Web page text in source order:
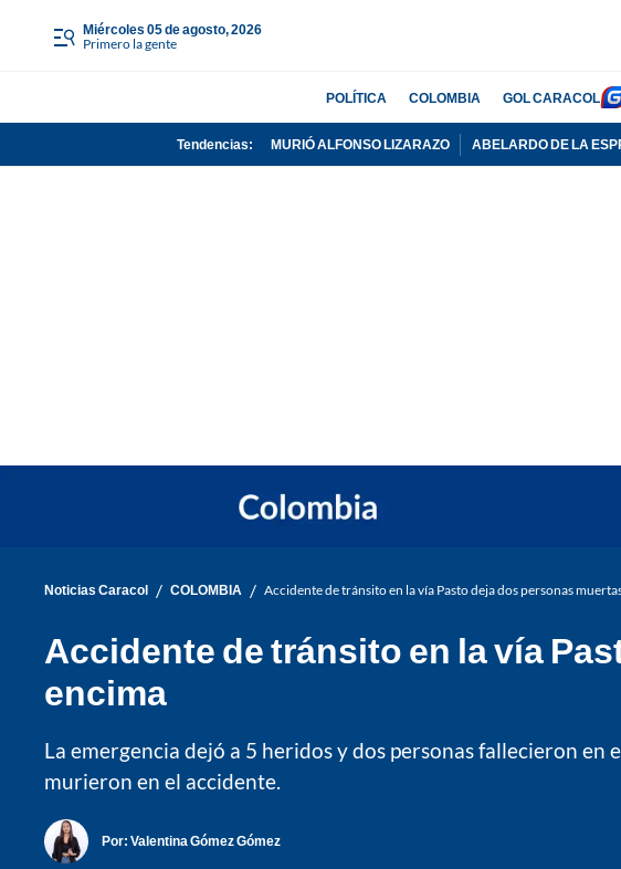
miércoles 05 de agosto, 2026
Primero la gente
POLÍTICA COLOMBIA GOL CARACOL
Tendencias: MURIÓ ALFONSO LIZARAZO ABELARDO DE LA
Noticias Caracol / COLOMBIA / Accidente de tránsito en la vía Pasto deja dos personas
Accidente de tránsito en la vía
encima
La emergencia dejó a 5 heridos y dos personas fallecieron
murieron en el accidente.
Por: Valentina Gómez Gómez